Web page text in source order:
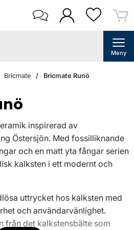
Meny
Bricmate Bricmate Runö
inspirerad av
Östersjön. Med fossilliknande
och en matt yta fångar serien
kalksten i ett modernt och
uttrycket hos kalksten med
och användarvänlighet.
från det kalkstensbälte som